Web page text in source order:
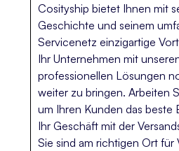
Cosityship bietet Ihnen mit
Geschichte und seinem
Servicenetz einzigartige
Ihr Unternehmen mit
professionellen Lösungen
weiter zu bringen. Arbeiten
um Ihren Kunden das beste
Ihr Geschäft mit der
Sie sind am richtigen Ort für